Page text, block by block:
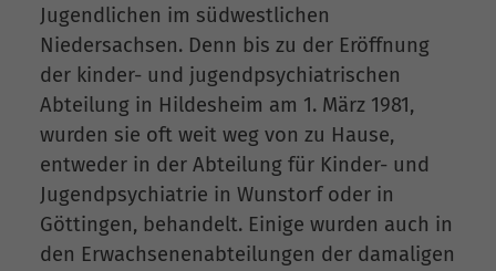
Jugendlichen im südwestlichen
Niedersachsen. Denn bis zu der Eröffnung
der kinder- und jugendpsychiatrischen
Abteilung in Hildesheim am 1. März 1981,
wurden sie oft weit weg von zu Hause,
entweder in der Abteilung für Kinder- und
Jugendpsychiatrie in Wunstorf oder in
Göttingen, behandelt. Einige wurden auch in
den Erwachsenenabteilungen der damaligen